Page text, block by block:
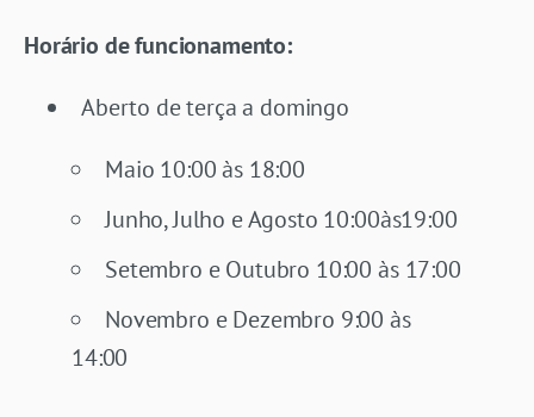
Horário de funcionamento:
Aberto de terça a domingo
Maio 10:00 às 18:00
Junho, Julho e Agosto 10:00às19:00
Setembro e Outubro 10:00 às 17:00
Novembro e Dezembro 9:00 às
14:00